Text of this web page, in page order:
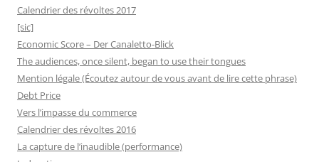
Calendrier des révoltes 2017
[sic]
Economic Score – Der Canaletto-Blick
The audiences, once silent, began to use their tongues
Mention légale (Écoutez autour de vous avant de lire cette phrase)
Debt Price
Vers l’impasse du commerce
Calendrier des révoltes 2016
La capture de l’inaudible (performance)